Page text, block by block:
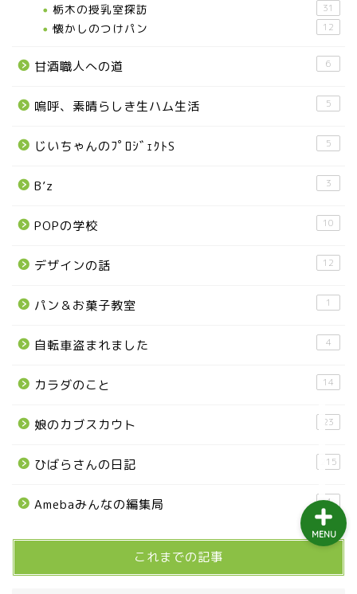
栃木の授乳室探訪 31
懐かしのつけパン 12
甘酒職人への道 6
嗚呼、素晴らしき生ハム生活 5
じいちゃんのﾌﾟﾛｼﾞｪｸﾄS 5
B’z 3
POPの学校 10
デザインの話 12
パン＆お菓子教室 1
自転車盗まれました 4
カラダのこと 14
娘のカブスカウト 23
ひばらさんの日記 215
Amebaみんなの編集局 4
これまでの記事
MENU